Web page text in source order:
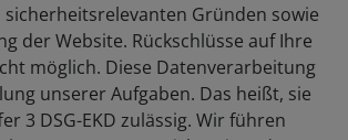
Gründen sowie
der Website. Rückschlüsse auf Ihre
möglich. Diese Datenverarbeitung
unserer Aufgaben. Das heißt, sie
3 DSG-EKD zulässig. Wir führen